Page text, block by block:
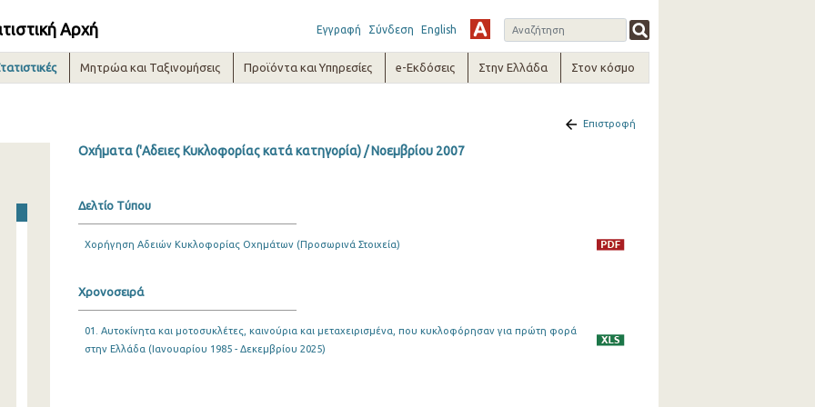
Αρχή Εγγραφή Σύνδεση English
Μητρώα και Ταξινομήσεις Προϊόντα και Υπηρεσίες e-Εκδόσεις Στην Ελλάδα Στον κόσμο
Επιστροφή
Οχήματα ('Αδειες Κυκλοφορίας κατά κατηγορία) / Νοεμβρίου 2007
Δελτίο Τύπου
Χορήγηση Αδειών Κυκλοφορίας Οχημάτων (Προσωρινά Στοιχεία)
Χρονοσειρά
01. Αυτοκίνητα και μοτοσυκλέτες, καινούρια και μεταχειρισμένα, που κυκλοφόρησαν για πρώτη φορά
στην Ελλάδα (Ιανουαρίου 1985 - Δεκεμβρίου 2025)